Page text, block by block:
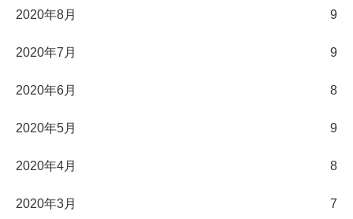
2020年8月 9
2020年7月 9
2020年6月 8
2020年5月 9
2020年4月 8
2020年3月 7